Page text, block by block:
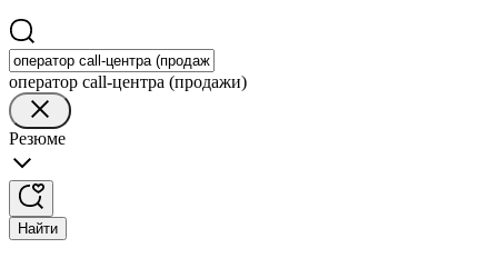
оператор call-центра (продажи)
Резюме
Найти